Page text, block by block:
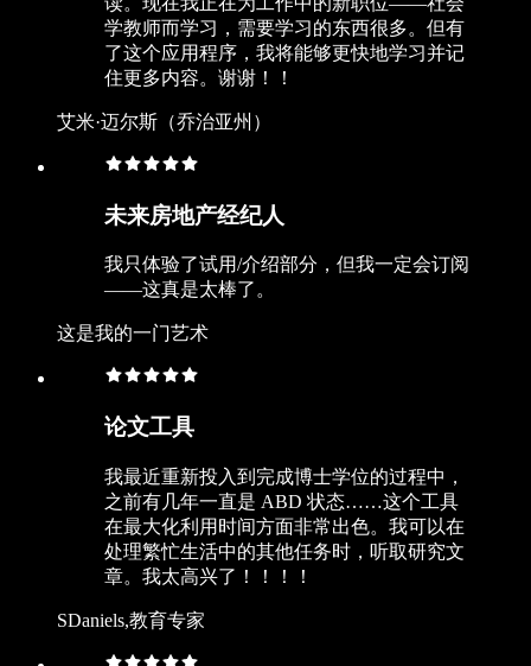
学教师而学习，需要学习的东西很多。但有
了这个应用程序，我将能够更快地学习并记
住更多内容。谢谢！！
艾米·迈尔斯（乔治亚州）
未来房地产经纪人
我只体验了试用/介绍部分，但我一定会订阅
——这真是太棒了。
这是我的一门艺术
论文工具
我最近重新投入到完成博士学位的过程中，
之前有几年一直是 ABD 状态……这个工具
在最大化利用时间方面非常出色。我可以在
处理繁忙生活中的其他任务时，听取研究文
章。我太高兴了！！！！
SDaniels,教育专家